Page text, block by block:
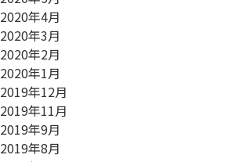
2020年4月
2020年3月
2020年2月
2020年1月
2019年12月
2019年11月
2019年9月
2019年8月